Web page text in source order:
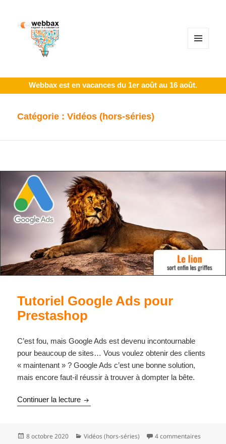
Webbax est en vacances du 1er août au 16 août.
Catégorie :Vidéos (hors-séries)
Tutoriel Google Ads pour
Prestashop
C’est fou, mais Google Ads est devenu incontournable
pour beaucoup de sites… Vous voulez obtenir des clients
« maintenant » ? Google Ads c’est une bonne solution,
mais encore faut-il réussir à trouver à dompter la bête.
Continuer la lecture Tutoriel Google Ads pour Prestashop
Publié
8 octobre 2020 Catégories
Vidéos (hors-séries) 4 commentaires